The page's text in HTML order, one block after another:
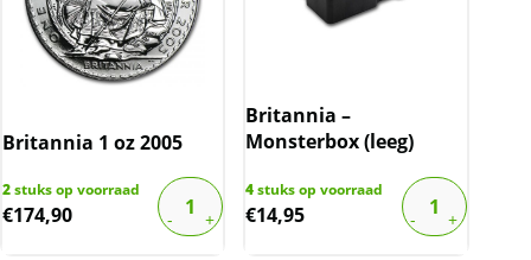
Britannia 1 oz 2005
2stuks op voorraad
€174,90
Britannia –
Monsterbox (leeg)
4stuks op voorraad
€14,95